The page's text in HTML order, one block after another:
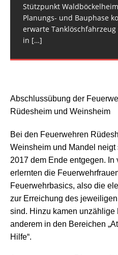
Stützpunkt
Planungs- und Bauphase
erwarte Tanklöschfahrzeug
in […]
und der FEZ Rüdesheim
handelte sich […]
und Polizei. Gegen 16:30
überörtliche Anforderung
Abschlussübung der
Rüdesheim und Weinsheim
Bei den Feuerwehren
Weinsheim und Mandel
2017 dem Ende entgegen.
erlernten die
Feuerwehrbasics, also die
zur Erreichung des
sind. Hinzu kamen
anderem in den Bereichen
Hilfe“.